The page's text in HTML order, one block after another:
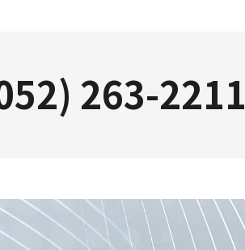
263-2211